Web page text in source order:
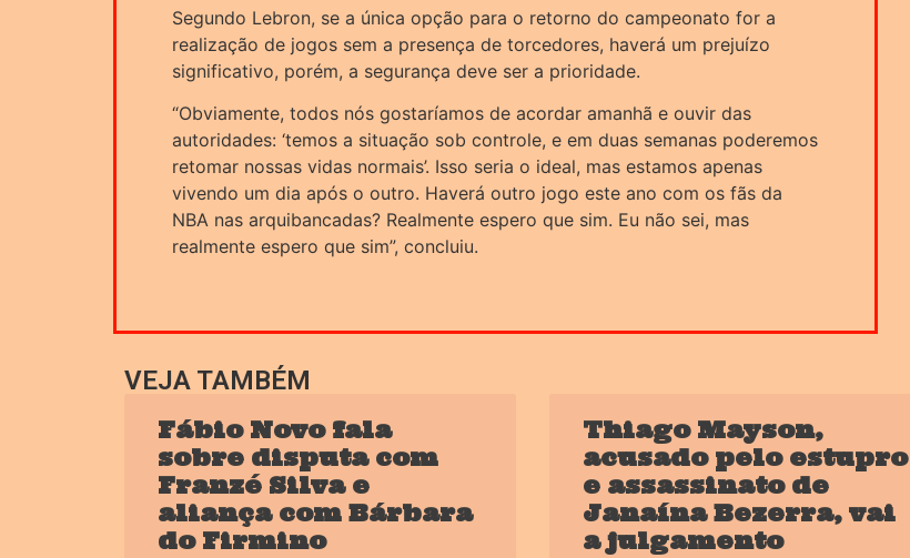
Segundo Lebron, se a única opção para o retorno do campeonato for a
realização de jogos sem a presença de torcedores, haverá um prejuízo
significativo, porém, a segurança deve ser a prioridade.
“Obviamente, todos nós gostaríamos de acordar amanhã e ouvir das
autoridades: ‘temos a situação sob controle, e em duas semanas poderemos
retomar nossas vidas normais’. Isso seria o ideal, mas estamos apenas
vivendo um dia após o outro. Haverá outro jogo este ano com os fãs da
NBA nas arquibancadas? Realmente espero que sim. Eu não sei, mas
realmente espero que sim”, concluiu.
VEJA TAMBÉM
Fábio Novo fala
sobre disputa com
Franzé Silva e
aliança com Bárbara
do Firmino
Thiago Mayson,
acusado pelo estupro
e assassinato de
Janaína Bezerra, vai
a julgamento